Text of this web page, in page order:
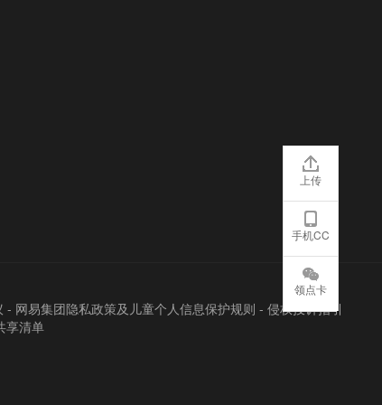
- 网易集团隐私政策及儿童个人信息保护规则 - 侵权投诉指引
享清单
上传
手机CC
领点卡